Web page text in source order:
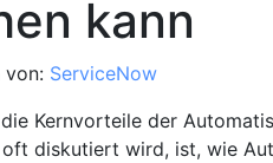
kann
von: ServiceNow
Kernvorteile der
diskutiert wird, ist, wie